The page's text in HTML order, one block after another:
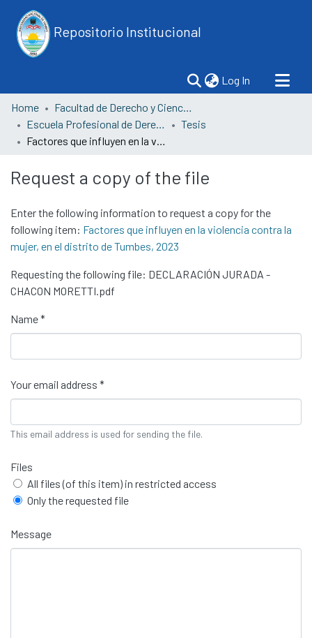
Repositorio Institucional
Log In (current)
Home
Facultad de Derecho y Ciencias Políticas
Escuela Profesional de Derecho
Tesis
Factores que influyen en la violencia contra la mujer, en el distrito de Tumbes, 2023
Request a copy of the file
Enter the following information to request a copy for the
following item: Factores que influyen en la violencia contra la
mujer, en el distrito de Tumbes, 2023
Requesting the following file: DECLARACIÓN JURADA -
CHACON MORETTI.pdf
Name *
Your email address *
This email address is used for sending the file.
Files
All files (of this item) in restricted access
Only the requested file
Message